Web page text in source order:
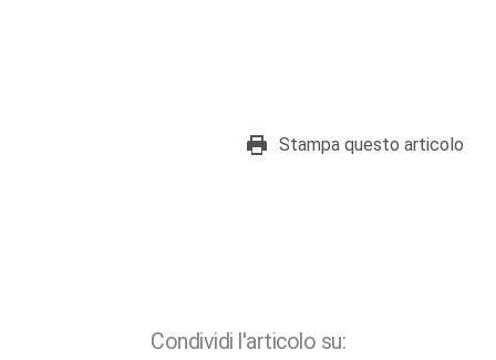
Stampa questo articolo
Condividi l'articolo su: